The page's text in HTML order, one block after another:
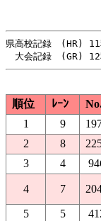
県高校記録　(HR)
順位 ﾚｰﾝ
1
9
2
8
3
4
4 7
5 5